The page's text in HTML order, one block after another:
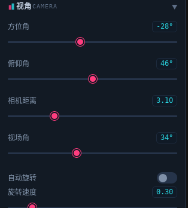
视角CAMERA ▶
方位角 -28°
俯仰角 46°
相机距离 3.10
视场角 34°
自动旋转
旋转速度
0.30